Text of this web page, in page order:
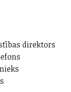
direktors